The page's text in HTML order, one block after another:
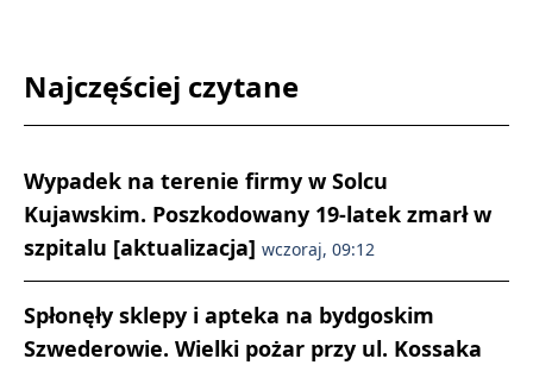
Najczęściej czytane
Wypadek na terenie firmy w Solcu
Kujawskim. Poszkodowany 19-latek zmarł w
szpitalu [aktualizacja] wczoraj, 09:12
Spłonęły sklepy i apteka na bydgoskim
Szwederowie. Wielki pożar przy ul. Kossaka